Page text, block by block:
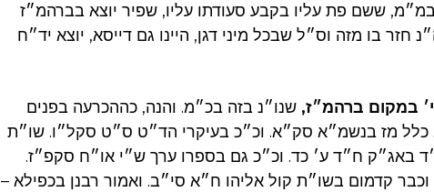
ששם פת עליו בקבע סעודתו עליו, שפיר יוצא בברהמ״ז
בו מזה וס״ל שבכל מיני דגן, היינו גם דייסא, יוצא יד״ח
במקום ברהמ״ז, שנו״נ בזה בכ״מ. והנה, כההכרעה בפנים
כלל מז בנשמ״א סק״א. וכ״כ בעיקרי הד״ט ס״ט סקל״ו. שו״ת
באג״ק ח״ד ע׳ כד. וכ״כ גם בספרו ערך ש״י או״ח סקפ״ז.
קדמום בשו״ת קול אליהו ח״א סי״ב. ואמור רבנן בכפילא –